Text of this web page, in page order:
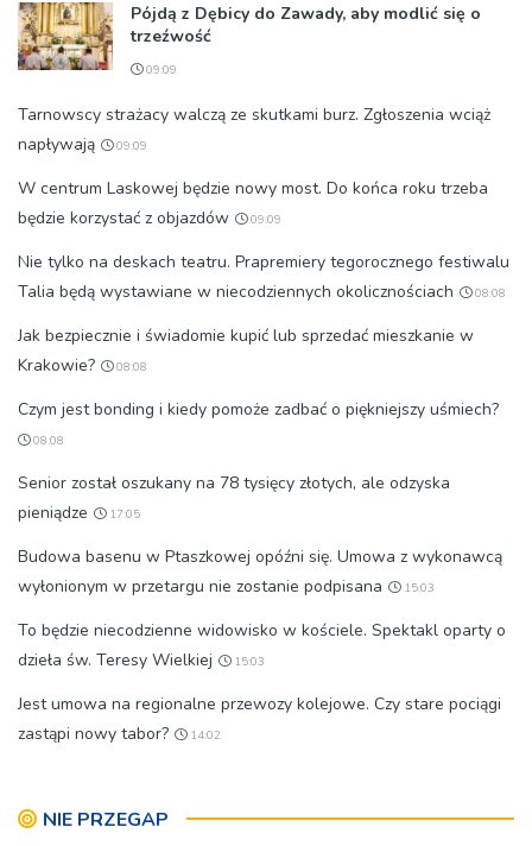
Pójdą z Dębicy do Zawady, aby modlić się o
trzeźwość
09:09
Tarnowscy strażacy walczą ze skutkami burz. Zgłoszenia wciąż
napływają
09:09
W centrum Laskowej będzie nowy most. Do końca roku trzeba
będzie korzystać z objazdów
09:09
Nie tylko na deskach teatru. Prapremiery tegorocznego festiwalu
Talia będą wystawiane w niecodziennych okolicznościach
08:08
Jak bezpiecznie i świadomie kupić lub sprzedać mieszkanie w
Krakowie?
08:08
Czym jest bonding i kiedy pomoże zadbać o piękniejszy uśmiech?
08:08
Senior został oszukany na 78 tysięcy złotych, ale odzyska
pieniądze
17:05
Budowa basenu w Ptaszkowej opóźni się. Umowa z wykonawcą
wyłonionym w przetargu nie zostanie podpisana
15:03
To będzie niecodzienne widowisko w kościele. Spektakl oparty o
dzieła św. Teresy Wielkiej
15:03
Jest umowa na regionalne przewozy kolejowe. Czy stare pociągi
zastąpi nowy tabor?
14:02
NIE PRZEGAP